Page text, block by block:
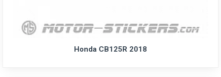
Honda CB125R 2018